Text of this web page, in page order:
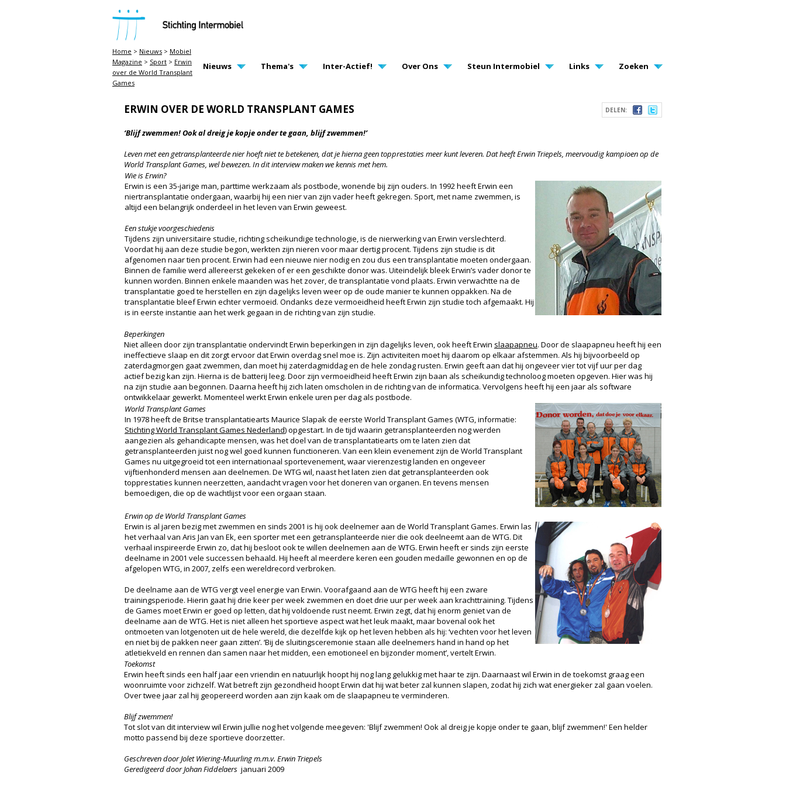
STICHTING INTERMOBIEL
MAIN PAGE NAVIGATION
Nieuws Thema's Inter-Actief! Over Ons Steun Intermobiel Links Zoeken
Home > Nieuws > Mobiel
Magazine > Sport > Erwin
over de World Transplant
Games
DELEN:
ERWIN OVER DE WORLD TRANSPLANT GAMES
‘Blijf zwemmen! Ook al dreig je kopje onder te gaan, blijf zwemmen!’
Leven met een getransplanteerde nier hoeft niet te betekenen, dat je hierna geen topprestaties meer kunt leveren. Dat heeft Erwin Triepels, meervoudig kampioen op de
World Transplant Games, wel bewezen. In dit interview maken we kennis met hem.
Wie is Erwin?
Erwin is een 35-jarige man, parttime werkzaam als postbode, wonende bij zijn ouders. In 1992 heeft Erwin een
niertransplantatie ondergaan, waarbij hij een nier van zijn vader heeft gekregen. Sport, met name zwemmen, is
altijd een belangrijk onderdeel in het leven van Erwin geweest.
Een stukje voorgeschiedenis
Tijdens zijn universitaire studie, richting scheikundige technologie, is de nierwerking van Erwin verslechterd.
Voordat hij aan deze studie begon, werkten zijn nieren voor maar dertig procent. Tijdens zijn studie is dit
afgenomen naar tien procent. Erwin had een nieuwe nier nodig en zou dus een transplantatie moeten ondergaan.
Binnen de familie werd allereerst gekeken of er een geschikte donor was. Uiteindelijk bleek Erwin’s vader donor te
kunnen worden. Binnen enkele maanden was het zover, de transplantatie vond plaats. Erwin verwachtte na de
transplantatie goed te herstellen en zijn dagelijks leven weer op de oude manier te kunnen oppakken. Na de
transplantatie bleef Erwin echter vermoeid. Ondanks deze vermoeidheid heeft Erwin zijn studie toch afgemaakt. Hij
is in eerste instantie aan het werk gegaan in de richting van zijn studie.
Beperkingen
Niet alleen door zijn transplantatie ondervindt Erwin beperkingen in zijn dagelijks leven, ook heeft Erwin slaapapneu. Door de slaapapneu heeft hij een
ineffectieve slaap en dit zorgt ervoor dat Erwin overdag snel moe is. Zijn activiteiten moet hij daarom op elkaar afstemmen. Als hij bijvoorbeeld op
zaterdagmorgen gaat zwemmen, dan moet hij zaterdagmiddag en de hele zondag rusten. Erwin geeft aan dat hij ongeveer vier tot vijf uur per dag
actief bezig kan zijn. Hierna is de batterij leeg. Door zijn vermoeidheid heeft Erwin zijn baan als scheikundig technoloog moeten opgeven. Hier was hij
na zijn studie aan begonnen. Daarna heeft hij zich laten omscholen in de richting van de informatica. Vervolgens heeft hij een jaar als software
ontwikkelaar gewerkt. Momenteel werkt Erwin enkele uren per dag als postbode.
World Transplant Games
In 1978 heeft de Britse transplantatiearts Maurice Slapak de eerste World Transplant Games (WTG, informatie:
Stichting World Transplant Games Nederland) opgestart. In de tijd waarin getransplanteerden nog werden
aangezien als gehandicapte mensen, was het doel van de transplantatiearts om te laten zien dat
getransplanteerden juist nog wel goed kunnen functioneren. Van een klein evenement zijn de World Transplant
Games nu uitgegroeid tot een internationaal sportevenement, waar vierenzestig landen en ongeveer
vijftienhonderd mensen aan deelnemen. De WTG wil, naast het laten zien dat getransplanteerden ook
topprestaties kunnen neerzetten, aandacht vragen voor het doneren van organen. En tevens mensen
bemoedigen, die op de wachtlijst voor een orgaan staan.
Erwin op de World Transplant Games
Erwin is al jaren bezig met zwemmen en sinds 2001 is hij ook deelnemer aan de World Transplant Games. Erwin las
het verhaal van Aris Jan van Ek, een sporter met een getransplanteerde nier die ook deelneemt aan de WTG. Dit
verhaal inspireerde Erwin zo, dat hij besloot ook te willen deelnemen aan de WTG. Erwin heeft er sinds zijn eerste
deelname in 2001 vele successen behaald. Hij heeft al meerdere keren een gouden medaille gewonnen en op de
afgelopen WTG, in 2007, zelfs een wereldrecord verbroken.
De deelname aan de WTG vergt veel energie van Erwin. Voorafgaand aan de WTG heeft hij een zware
trainingsperiode. Hierin gaat hij drie keer per week zwemmen en doet drie uur per week aan krachttraining. Tijdens
de Games moet Erwin er goed op letten, dat hij voldoende rust neemt. Erwin zegt, dat hij enorm geniet van de
deelname aan de WTG. Het is niet alleen het sportieve aspect wat het leuk maakt, maar bovenal ook het
ontmoeten van lotgenoten uit de hele wereld, die dezelfde kijk op het leven hebben als hij: ‘vechten voor het leven
en niet bij de pakken neer gaan zitten’. ‘Bij de sluitingsceremonie staan alle deelnemers hand in hand op het
atletiekveld en rennen dan samen naar het midden, een emotioneel en bijzonder moment’, vertelt Erwin.
Toekomst
Erwin heeft sinds een half jaar een vriendin en natuurlijk hoopt hij nog lang gelukkig met haar te zijn. Daarnaast wil Erwin in de toekomst graag een
woonruimte voor zichzelf. Wat betreft zijn gezondheid hoopt Erwin dat hij wat beter zal kunnen slapen, zodat hij zich wat energieker zal gaan voelen.
Over twee jaar zal hij geopereerd worden aan zijn kaak om de slaapapneu te verminderen.
Blijf zwemmen!
Tot slot van dit interview wil Erwin jullie nog het volgende meegeven: 'Blijf zwemmen! Ook al dreig je kopje onder te gaan, blijf zwemmen!' Een helder
motto passend bij deze sportieve doorzetter.
Geschreven door Jolet Wiering-Muurling m.m.v. Erwin Triepels
Geredigeerd door Johan Fiddelaers januari 2009